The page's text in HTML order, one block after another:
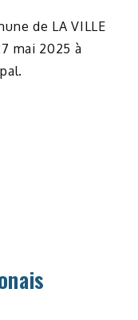
de LA VILLE
mai 2025 à